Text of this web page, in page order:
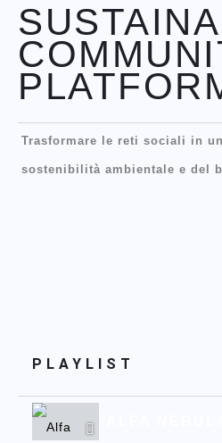
Trasformare le reti sociali in
sostenibilità ambientale e del
PLAYLIST